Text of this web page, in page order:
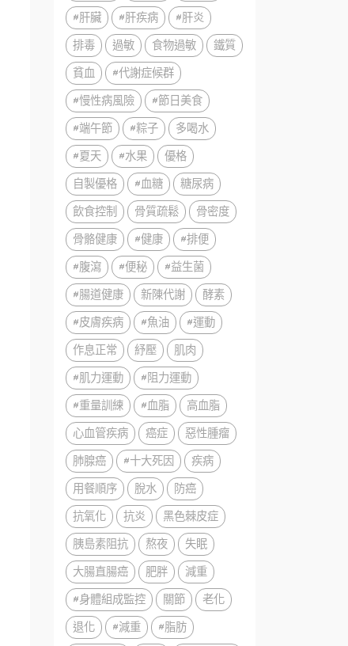
#肝臟
#肝疾病
#肝炎
排毒
過敏 食物過敏
鐵質
貧血
#代謝症候群
#慢性病風險
#節日美食
#端午節
#粽子
多喝水
#夏天
#水果
優格
自製優格
#血糖
糖尿病
飲食控制
骨質疏鬆
骨密度
骨骼健康
#健康
#排便
#腹瀉
#便秘
#益生菌
#腸道健康
新陳代謝
酵素
#皮膚疾病
#魚油
#運動
作息正常
紓壓
肌肉
#肌力運動
#阻力運動
#重量訓練
#血脂
高血脂
心血管疾病
癌症
惡性腫瘤
肺腺癌
#十大死因
疾病
用餐順序
脫水
防癌
抗氧化
抗炎
黑色棘皮症
胰島素阻抗
熬夜
失眠
大腸直腸癌
肥胖
減重
#身體組成監控
關節
老化
退化
#減重
#脂肪